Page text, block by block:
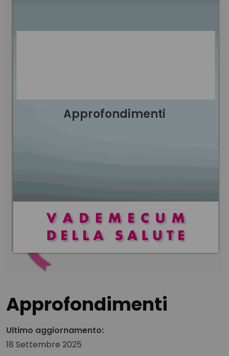
Approfondimenti
Ultimo aggiornamento:
18 Settembre 2025
Approfondimenti